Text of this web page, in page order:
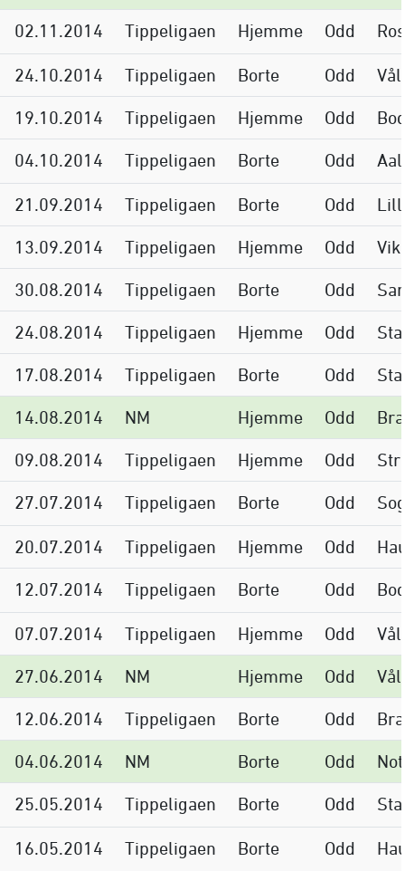
02.11.2014 Tippeligaen Hjemme Odd
24.10.2014 Tippeligaen Borte Odd
19.10.2014 Tippeligaen Hjemme Odd
04.10.2014 Tippeligaen Borte Odd
21.09.2014 Tippeligaen Borte Odd
13.09.2014 Tippeligaen Hjemme Odd
30.08.2014 Tippeligaen Borte Odd
24.08.2014 Tippeligaen Hjemme Odd
17.08.2014 Tippeligaen Borte Odd
14.08.2014 NM Hjemme Odd
09.08.2014 Tippeligaen Hjemme Odd
27.07.2014 Tippeligaen Borte Odd
20.07.2014 Tippeligaen Hjemme Odd
12.07.2014 Tippeligaen Borte Odd
07.07.2014 Tippeligaen Hjemme Odd
27.06.2014 NM Hjemme Odd
12.06.2014 Tippeligaen Borte Odd
04.06.2014 NM Borte Odd
25.05.2014 Tippeligaen Borte Odd
16.05.2014 Tippeligaen Borte Odd